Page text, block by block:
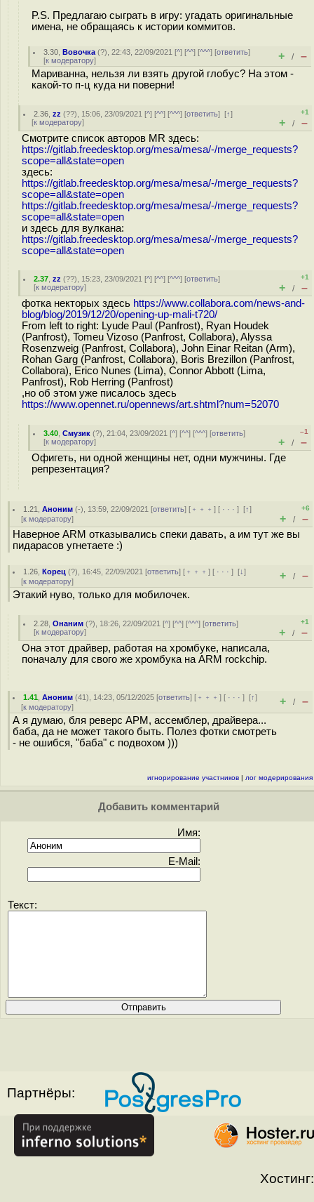
P.S. Предлагаю сыграть в игру: угадать оригинальные
имена, не обращаясь к истории коммитов.
3.30 ,Вовочка (?), 22:43, 22/09/2021 [^] [^^] [^^^] [ответить]
[к модератору] + / –
Мариванна, нельзя ли взять другой глобус? На этом -
какой-то п-ц куда ни поверни!
2.36 ,zz (??), 15:06, 23/09/2021 [^] [^^] [^^^] [ответить][↑]
[к модератору]
+1
+ / –
Смотрите список авторов MR здесь:
https://gitlab.freedesktop.org/mesa/mesa/-/merge_requests?
scope=all&state=open
здесь:
https://gitlab.freedesktop.org/mesa/mesa/-/merge_requests?
scope=all&state=open
https://gitlab.freedesktop.org/mesa/mesa/-/merge_requests?
scope=all&state=open
и здесь для вулкана:
https://gitlab.freedesktop.org/mesa/mesa/-/merge_requests?
scope=all&state=open
2.37 ,zz (??), 15:23, 23/09/2021 [^] [^^] [^^^] [ответить]
[к модератору]
+1
+ / –
фотка некторых здесь https://www.collabora.com/news-and-
blog/blog/2019/12/20/opening-up-mali-t720/
From left to right: Lyude Paul (Panfrost), Ryan Houdek
(Panfrost), Tomeu Vizoso (Panfrost, Collabora), Alyssa
Rosenzweig (Panfrost, Collabora), John Einar Reitan (Arm),
Rohan Garg (Panfrost, Collabora), Boris Brezillon (Panfrost,
Collabora), Erico Nunes (Lima), Connor Abbott (Lima,
Panfrost), Rob Herring (Panfrost)
,но об этом уже писалось здесь
https://www.opennet.ru/opennews/art.shtml?num=52070
3.40 ,Смузик (?), 21:04, 23/09/2021 [^] [^^] [^^^] [ответить]
[к модератору]
–1
+ / –
Офигеть, ни одной женщины нет, одни мужчины. Где
репрезентация?
1.21 ,Аноним (-), 13:59, 22/09/2021 [ответить] [ ﹢﹢﹢] [ · · ·][↑]
[к модератору]
+6
+ / –
Наверное ARM отказывались спеки давать, а им тут же вы
пидapacoв угнетаете :)
1.26 ,Корец (?), 16:45, 22/09/2021 [ответить] [ ﹢﹢﹢] [ · · ·][↓]
[к модератору] + / –
Этакий нуво, только для мобилочек.
2.28 ,Онаним (?), 18:26, 22/09/2021 [^] [^^] [^^^] [ответить]
[к модератору]
+1
+ / –
Она этот драйвер, работая на хромбуке, написала,
поначалу для свого же хромбука на ARM rockchip.
1.41 ,Аноним (41), 14:23, 05/12/2025 [ответить] [ ﹢﹢﹢] [ · · ·][↑]
[к модератору] + / –
А я думаю, бля реверс АРМ, ассемблер, драйвера...
баба, да не может такого быть. Полез фотки смотреть
- не ошибся, "баба" с подвохом )))
игнорирование участников | лог модерирования
Добавить комментарий
Имя:
E-Mail:
Текст:
Партнёры:
Хостинг: